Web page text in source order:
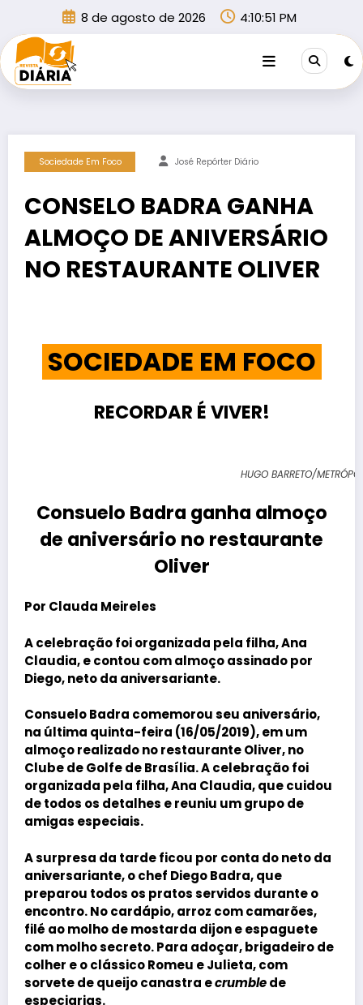
conteúdo
8 de agosto de 2026 4:10:51 PM
Sociedade Em Foco José Repórter Diário
CONSELO BADRA GANHA
ALMOÇO DE ANIVERSÁRIO
NO RESTAURANTE OLIVER
SOCIEDADE EM FOCO
RECORDAR É VIVER!
HUGO BARRETO/
Consuelo Badra ganha almoço
de aniversário no restaurante
Oliver
Por Clauda Meireles
A celebração foi organizada pela filha, Ana
Claudia, e contou com almoço assinado por
Diego, neto da aniversariante.
Consuelo Badra comemorou seu aniversário,
na última quinta-feira (16/05/2019), em um
almoço realizado no restaurante Oliver, no
Clube de Golfe de Brasília. A celebração foi
organizada pela filha,Ana Claudia, que cuidou
de todos os detalhes e reuniu um grupo de
amigas especiais.
A surpresa da tarde ficou por conta do neto da
aniversariante, o chef Diego Badra, que
preparou todos os pratos servidos durante o
encontro. No cardápio, arroz com camarões,
filé ao molho de mostarda dijon e espaguete
com molho secreto. Para adoçar, brigadeiro de
colher e o clássico Romeu e Julieta, com
sorvete de queijo canastra ecrumblede
especiarias.